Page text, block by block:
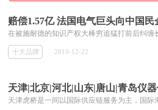
十大品牌 2010-12-22